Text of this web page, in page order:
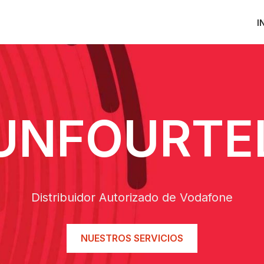
Distribuidor Autorizado de Vodafone
NUESTROS SERVICIOS